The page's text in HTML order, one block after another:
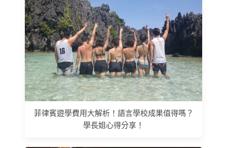
菲律賓遊學費用大解析！語言學校成果值得嗎？
學長姐心得分享！